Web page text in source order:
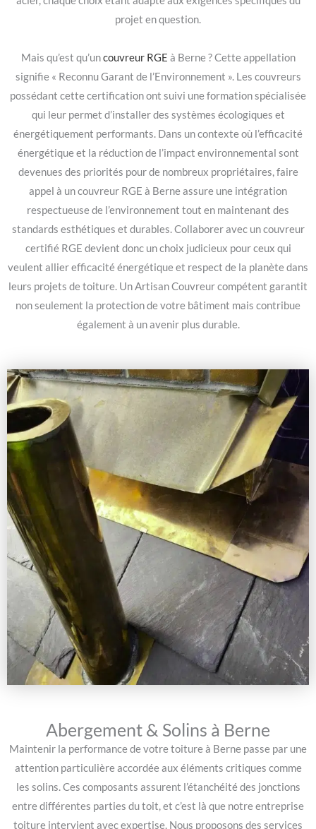
projet en question.
Mais qu’est qu’uncouvreur RGE à Berne ? Cette appellation
signifie « Reconnu Garant de l’Environnement ». Les couvreurs
possédant cette certification ont suivi une formation spécialisée
qui leur permet d’installer des systèmes écologiques et
énergétiquement performants. Dans un contexte où l’efficacité
énergétique et la réduction de l’impact environnemental sont
devenues des priorités pour de nombreux propriétaires, faire
appel à un couvreur RGE à Berne assure une intégration
respectueuse de l’environnement tout en maintenant des
standards esthétiques et durables. Collaborer avec un couvreur
certifié RGE devient donc un choix judicieux pour ceux qui
veulent allier efficacité énergétique et respect de la planète dans
leurs projets de toiture. Un Artisan Couvreur compétent garantit
non seulement la protection de votre bâtiment mais contribue
également à un avenir plus durable.
Abergement & Solins à Berne
Maintenir la performance de votre toiture à Berne passe par une
attention particulière accordée aux éléments critiques comme
les solins. Ces composants assurent l’étanchéité des jonctions
entre différentes parties du toit, et c’est là que notre entreprise
toiture intervient avec expertise. Nous proposons des services